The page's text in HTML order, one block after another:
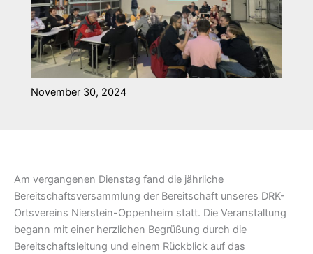
November 30, 2024
Am vergangenen Dienstag fand die jährliche
Bereitschaftsversammlung der Bereitschaft unseres DRK-
Ortsvereins Nierstein-Oppenheim statt. Die Veranstaltung
begann mit einer herzlichen Begrüßung durch die
Bereitschaftsleitung und einem Rückblick auf das